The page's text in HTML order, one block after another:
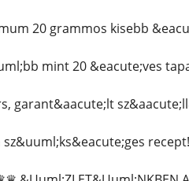
20 grammos kisebb
mint 20 &eacute;ves
garant&aacute;lt
sz&uuml;ks&eacute;ges recept!